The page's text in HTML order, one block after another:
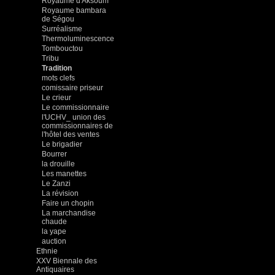
Royaume bambara
de Ségou
Surréalisme
Thermoluminescence
Tombouctou
Tribu
Tradition
mots clefs
comissaire priseur
Le crieur
Le commissionnaire
l'UCHV_ union des
commissionnaires de
l'hôtel des ventes
Le brigadier
Bourrer
la drouille
Les manettes
Le Zanzi
La révision
Faire un chopin
La marchandise
chaude
la yape
auction
Ethnie
XXV Biennale des
Antiquaires